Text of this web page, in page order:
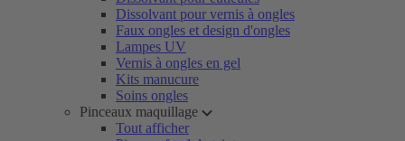
Dissolvant pour vernis à ongles
Faux ongles et design d'ongles
Lampes UV
Vernis à ongles en gel
Kits manucure
Soins ongles
Pinceaux maquillage
Tout afficher